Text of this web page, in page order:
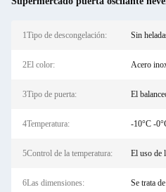
1Tipo de descongelación: Sin
2El color: Acero
3Tipo de puerta: El
4Temperatura: -10°C -
5Control de la temperatura: El uso de
6Las dimensiones: Se trata